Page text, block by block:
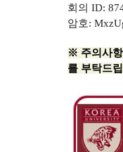
회의 ID:
암호:
※ 주의사
를 부탁드